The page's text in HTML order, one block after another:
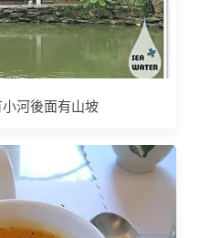
河後面有山坡